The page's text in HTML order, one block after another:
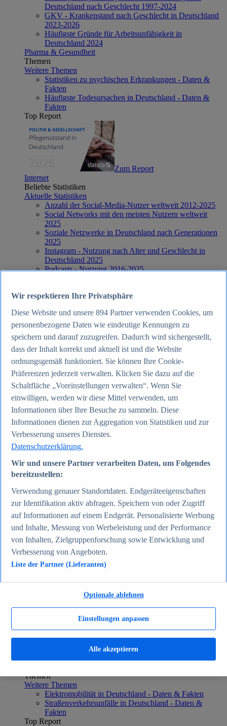
Deutschland nach Geschlecht 1997-2024
GKV - Krankenstand nach Geschlecht in Deutschland
2023-2026
Häufigste Gründe für Arbeitsunfähigkeit in
Deutschland 2024
Pharma & Gesundheit
Themen
Weitere Themen
Statistiken zu psychischen Erkrankungen - Daten &
Fakten
Häufigste Todesursachen in Deutschland - Daten &
Fakten
Top Report
Zum Report
Internet
Beliebte Statistiken
Aktuelle Statistiken
Anzahl der Social-Media-Nutzer weltweit 2012-2025
Social Networks mit den meisten Nutzern weltweit
2025
Soziale Netzwerke in Deutschland nach Generationen
2025
Instagram - Nutzung nach Alter und Geschlecht in
Deutschland 2025
Podcasts - Nutzung 2016-2025
Weitere Themen
TikTok - Daten & Fakten
Top Report
Zum Report
Gesellschaft
Beliebte Statistiken
Aktuelle Statistiken
Bevölkerung Deutschlands nach relevanten
Altersgruppen 2024
Die reichsten Menschen der Welt 2026
Empfänger von Arbeitslosengeld II / Sozialgeld /
Bürgergeld in Deutschland 2005-2025
Ausländer in Deutschland nach Nationalität 2025
Demografie: Altersstruktur in Deutschland 2024
Gesellschaft
Weitere Themen
Demografischer Wandel - Daten & Fakten
Jugendkriminalität in Deutschland - Daten & Fakten
Top Report
Verkehr & Logistik
Beliebte Statistiken
Neuzulassungen von Elektroautos in Deutschland
2003-2026
Öffentliche Ladepunkte in Deutschland 2017-2026
Anzahl der Autos in Deutschland 1960-2026
Themen
Weitere Themen
Elektromobilität in Deutschland - Daten & Fakten
Straßenverkehrsunfälle in Deutschland - Daten &
Fakten
Top Report
Wir respektieren Ihre Privatsphäre
Diese Website und unsere 894 Partner verwenden Cookies, um
personenbezogene Daten wie eindeutige Kennungen zu
speichern und darauf zuzugreifen. Dadurch wird sichergestellt,
dass der Inhalt korrekt und aktuell ist und die Website
ordnungsgemäß funktioniert. Sie können Ihre Cookie-
Präferenzen jederzeit verwalten. Klicken Sie dazu auf die
Schaltfläche „Voreinstellungen verwalten“. Wenn Sie
einwilligen, werden wir diese Mittel verwenden, um
Informationen über Ihre Besuche zu sammeln. Diese
Informationen dienen zur Aggregation von Statistiken und zur
Verbesserung unseres Dienstes.
Datenschutzerklärung.
Wir und unsere Partner verarbeiten Daten, um Folgendes
bereitzustellen:
Verwendung genauer Standortdaten. Endgeräteeigenschaften
zur Identifikation aktiv abfragen. Speichern von oder Zugriff
auf Informationen auf einem Endgerät. Personalisierte Werbung
und Inhalte, Messung von Werbeleistung und der Performance
von Inhalten, Zielgruppenforschung sowie Entwicklung und
Verbesserung von Angeboten.
Liste der Partner (Lieferanten)
Einstellungen anpassen
Optionale ablehnen
Alle akzeptieren